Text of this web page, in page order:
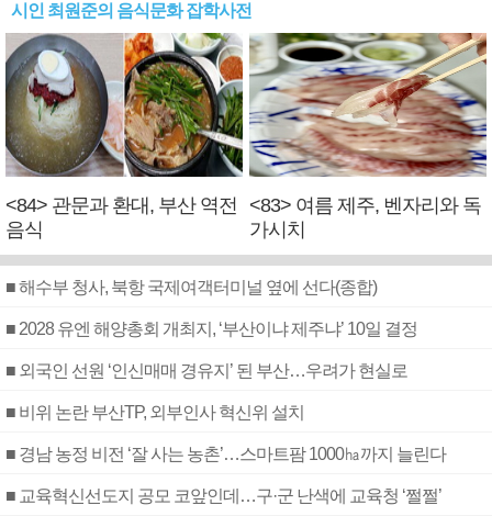
시인 최원준의 음식문화 잡학사전
<84> 관문과 환대, 부산 역전
음식
<83> 여름 제주, 벤자리와 독
가시치
■ 해수부 청사, 북항 국제여객터미널 옆에 선다(종합)
■ 2028 유엔 해양총회 개최지, ‘부산이냐 제주냐’ 10일 결정
■ 외국인 선원 ‘인신매매 경유지’ 된 부산…우려가 현실로
■ 비위 논란 부산TP, 외부인사 혁신위 설치
■ 경남 농정 비전 ‘잘 사는 농촌’…스마트팜 1000㏊까지 늘린다
■ 교육혁신선도지 공모 코앞인데…구·군 난색에 교육청 ‘쩔쩔’